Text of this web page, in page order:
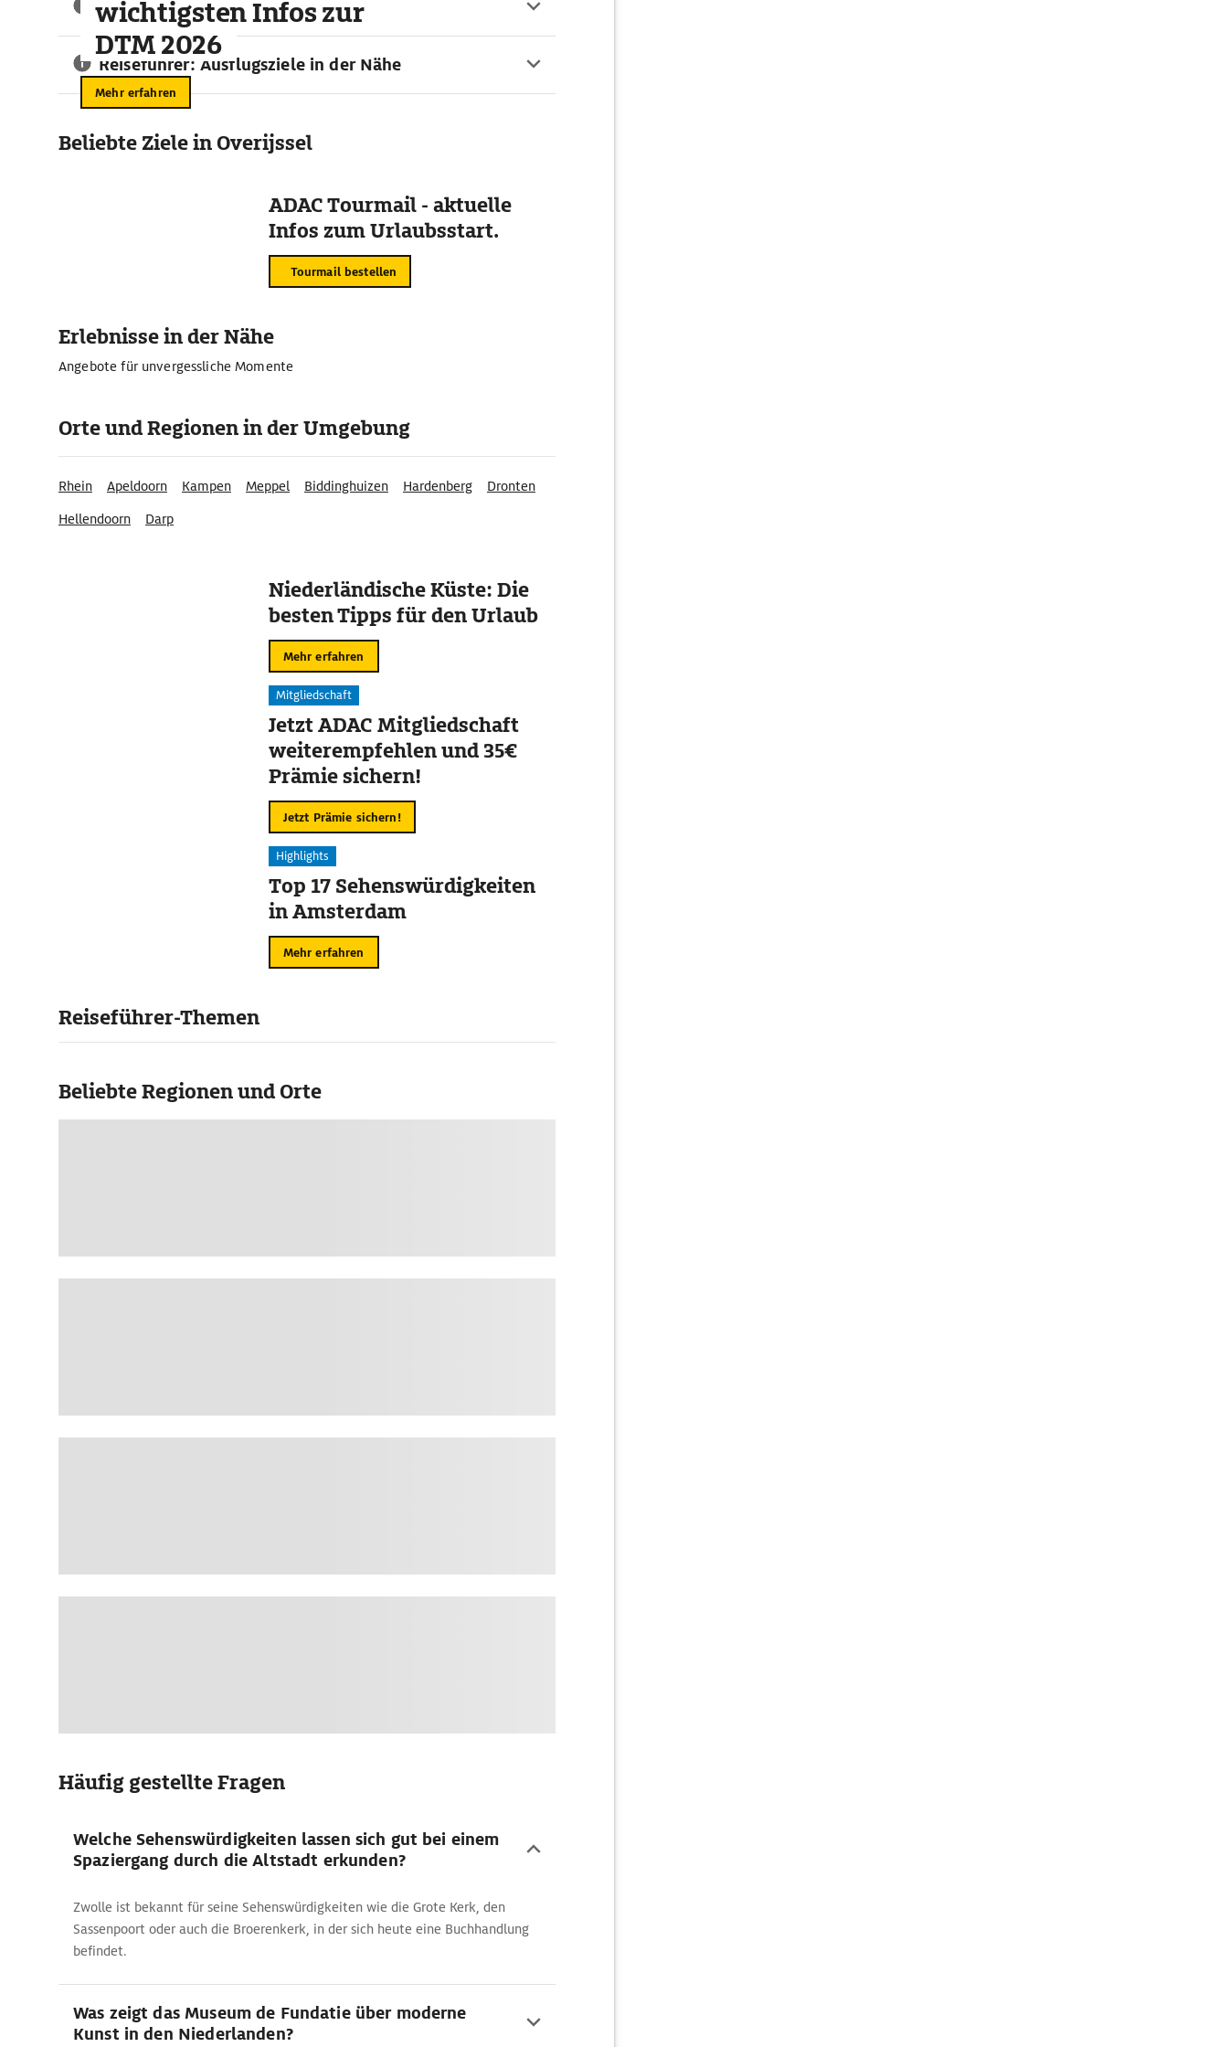
Beste Reisezeit für Zwolle
Reiseführer: Ausflugsziele in der Nähe
wichtigsten Infos zur
DTM 2026
Mehr erfahren
Beliebte Ziele in Overijssel
ADAC Tourmail - aktuelle
Infos zum Urlaubsstart.
Tourmail bestellen
Erlebnisse in der Nähe
Angebote für unvergessliche Momente
Orte und Regionen in der Umgebung
Rhein Apeldoorn Kampen Meppel Biddinghuizen Hardenberg
Dronten
Hellendoorn
Darp
Niederländische Küste: Die
besten Tipps für den Urlaub
Mehr erfahren
Mitgliedschaft
Jetzt ADAC Mitgliedschaft
weiterempfehlen und 35€
Prämie sichern!
Jetzt Prämie sichern!
Highlights
Top 17 Sehenswürdigkeiten
in Amsterdam
Mehr erfahren
Reiseführer-Themen
Beliebte Regionen und Orte
Häufig gestellte Fragen
Welche Sehenswürdigkeiten lassen sich gut bei einem
Spaziergang durch die Altstadt erkunden?
Zwolle ist bekannt für seine Sehenswürdigkeiten wie die Grote Kerk, den
Sassenpoort oder auch die Broerenkerk, in der sich heute eine Buchhandlung
befindet.
Was zeigt das Museum de Fundatie über moderne
Kunst in den Niederlanden?